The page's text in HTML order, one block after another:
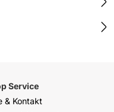
Service
& Kontakt